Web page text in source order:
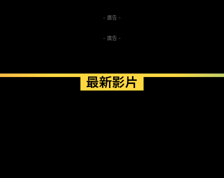
- 廣告 -
- 廣告 -
最新影片